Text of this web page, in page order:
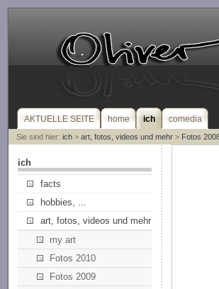
AKTUELLE SEITE home ich comedia
Sie sind hier: ich> art, fotos, videos und mehr> Fotos
ich
facts
hobbies, ...
art, fotos, videos und mehr
my art
Fotos 2010
Fotos 2009